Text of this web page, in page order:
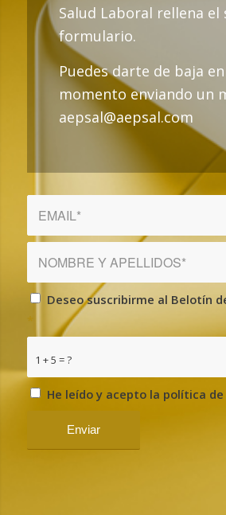
Salud Laboral rellena el
formulario.
Puedes darte de baja
momento enviando un
aepsal@aepsal.com
Deseo suscribirme al Belotín
*
1 + 5 = ?
He leído y acepto la política